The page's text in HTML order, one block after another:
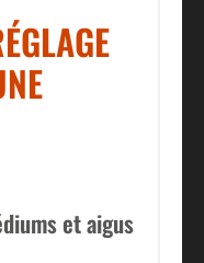
et aigus